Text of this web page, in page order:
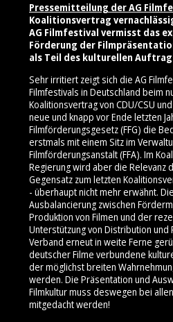
Pressemitteilung der AG
Koalitionsvertrag
AG Filmfestival vermisst das
Förderung der
als Teil des kulturellen
Sehr irritiert zeigt sich die AG
Filmfestivals in Deutschland beim
Koalitionsvertrag von CDU/CSU
neue und knapp vor Ende letzten
Filmförderungsgesetz (FFG) die
erstmals mit einem Sitz im
Filmförderungsanstalt (FFA). Im
Regierung wird aber die Relevanz
Gegensatz zum letzten
- überhaupt nicht mehr erwähnt.
Ausbalancierung zwischen
Produktion von Filmen und der
Unterstützung von Distribution und
Verband erneut in weite Ferne
deutscher Filme verbundene
der möglichst breiten
werden. Die Präsentation und
Filmkultur muss deswegen bei
mitgedacht werden!